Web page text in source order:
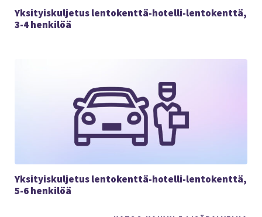
Yksityiskuljetus lentokenttä-hotelli-lentokenttä,
3-4 henkilöä
Yksityiskuljetus lentokenttä-hotelli-lentokenttä,
5-6 henkilöä